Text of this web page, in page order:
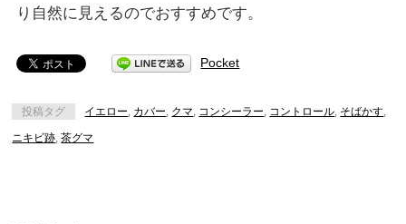
り自然に見えるのでおすすめです。
Pocket
投稿タグ イエロー, カバー, クマ, コンシーラー, コントロール, そばかす,
ニキビ跡,茶グマ